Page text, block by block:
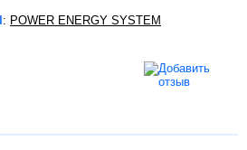
: POWER ENERGY SYSTEM